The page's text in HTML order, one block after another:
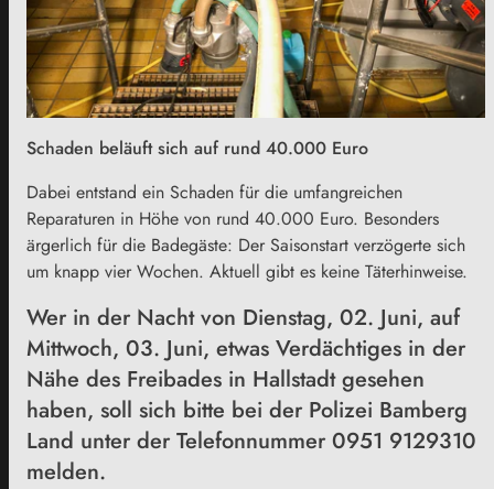
Schaden beläuft sich auf rund 40.000 Euro
Dabei entstand ein Schaden für die umfangreichen
Reparaturen in Höhe von rund 40.000 Euro. Besonders
ärgerlich für die Badegäste: Der Saisonstart verzögerte sich
um knapp vier Wochen. Aktuell gibt es keine Täterhinweise.
Wer in der Nacht von Dienstag, 02. Juni, auf
Mittwoch, 03. Juni, etwas Verdächtiges in der
Nähe des Freibades in Hallstadt gesehen
haben, soll sich bitte bei der Polizei Bamberg
Land unter der Telefonnummer 0951 9129310
melden.